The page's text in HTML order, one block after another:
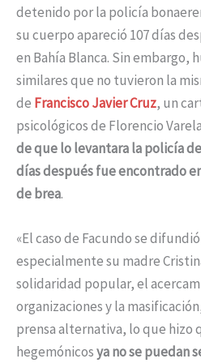
detenido por la policía
su cuerpo apareció 107 días
en Bahía Blanca. Sin embargo,
similares que no tuvieron la
de Francisco Javier Cruz, un
psicológicos de Florencio
de que lo levantara la policía
días después fue encontrado
de brea.
«El caso de Facundo se
especialmente su madre
solidaridad popular, el
organizaciones y la
prensa alternativa, lo que hizo
hegemónicosya no se puedan